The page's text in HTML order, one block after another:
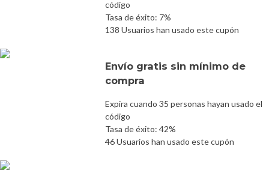
código
Tasa de éxito: 7%
138 Usuarios han usado este cupón
Envío gratis sin mínimo de
compra
Expira cuando 35 personas hayan usado el
código
Tasa de éxito: 42%
46 Usuarios han usado este cupón